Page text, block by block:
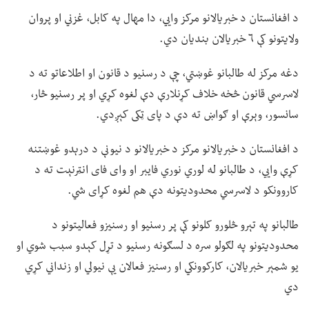
د افغانستان د خبریالانو مرکز وايي، دا مهال په کابل، غزني او پروان
ولایتونو کې ۶ خبریالان بندیان دي.
دغه مرکز له طالبانو غوښتي، چې د رسنیو د قانون او اطلاعاتو ته د
لاسرسي قانون څخه خلاف کړنلارې دې لغوه کړي او پر رسنیو څار،
سانسور، وېرې او ګواښ ته دې د پای ټکی کېږدي.
د افغانستان د خبریالانو مرکز د خبریالانو د نیونې د درېدو غوښتنه
کړې وايي، د طالبانو له لوري نوري فایبر او وای فای انټرنېت ته د
کاروونکو د لاسرسي محدودیتونه دې هم لغوه کړای شي.
طالبانو په تېرو څلورو کلونو کې پر رسنیو او رسنیزو فعالیتونو د
محدودیتونو په لګولو سره د لسګونه رسنیو د تړل کېدو سبب شوي او
یو شمېر خبریالان، کارکوونکي او رسنیز فعالان یې نیولي او زنداني کړي
دي